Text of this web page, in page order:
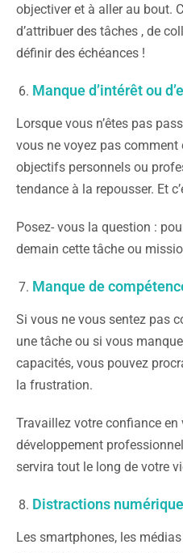
objectiver et à aller au bout.
d’attribuer des tâches , de
définir des échéances !
Manque d’intérêt ou
Lorsque vous n’êtes pas
vous ne voyez pas comment
objectifs personnels ou
tendance à la repousser. Et
Posez- vous la question :
demain cette tâche ou
Manque de
Si vous ne vous sentez pas
une tâche ou si vous
capacités, vous pouvez
la frustration.
Travaillez votre confiance
développement
servira tout le long de votre
Distractions
Les smartphones, les